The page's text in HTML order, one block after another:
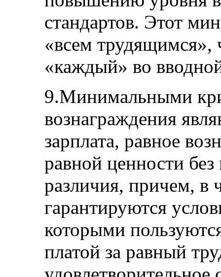
стандартов. Этот
«всем трудящимся»,
«каждый» во
9.Минимальными
вознаграждения
зарплата, равное
равной ценности
различия, причем, в
гарантируются
которыми
платой за равный